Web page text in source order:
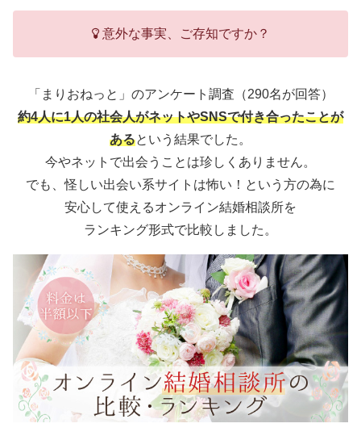
意外な事実、ご存知ですか？
「まりおねっと」のアンケート調査（290名が回答）
約4人に1人の社会人がネットやSNSで付き合ったことが
あるという結果でした。
今やネットで出会うことは珍しくありません。
でも、怪しい出会い系サイトは怖い！という方の為に
安心して使えるオンライン結婚相談所を
ランキング形式で比較しました。